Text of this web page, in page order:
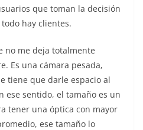
que toman la decisión
hay clientes.
no me deja totalmente
Es una cámara pesada,
tiene que darle espacio al
ese sentido, el tamaño es un
tener una óptica con mayor
ese tamaño lo